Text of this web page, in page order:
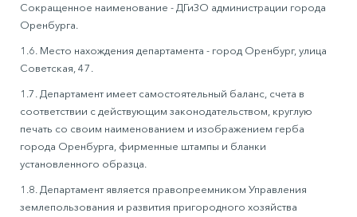
Сокращенное наименование - ДГиЗО администрации города
Оренбурга.
1.6. Место нахождения департамента - город Оренбург, улица
Советская, 47.
1.7. Департамент имеет самостоятельный баланс, счета в
соответствии с действующим законодательством, круглую
печать со своим наименованием и изображением герба
города Оренбурга, фирменные штампы и бланки
установленного образца.
1.8. Департамент является правопреемником Управления
землепользования и развития пригородного хозяйства